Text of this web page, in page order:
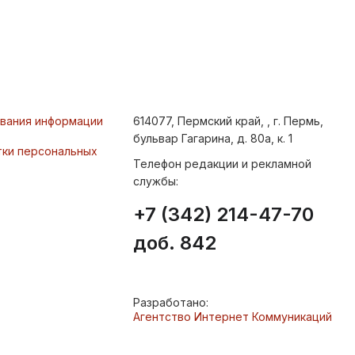
информации
персональных
614077, Пермский край, , г. Пермь,
бульвар Гагарина, д. 80а, к. 1
Телефон редакции и рекламной
службы:
+7 (342) 214-47-70
доб. 842
Разработано:
Агентство Интернет Коммуникаций